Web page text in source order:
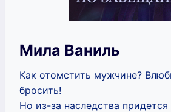
Мила Ваниль
Как отомстить мужчине?
бросить!
Но из-за наследства придется